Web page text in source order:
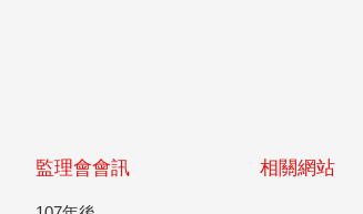
監理會會訊 相關網站